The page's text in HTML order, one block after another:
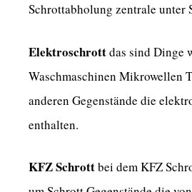
Schrottabholung zentrale unter
Elektroschrottdas sind Dinge
Waschmaschinen Mikrowellen
anderen Gegenstände die
enthalten.
KFZ Schrottbei dem KFZ